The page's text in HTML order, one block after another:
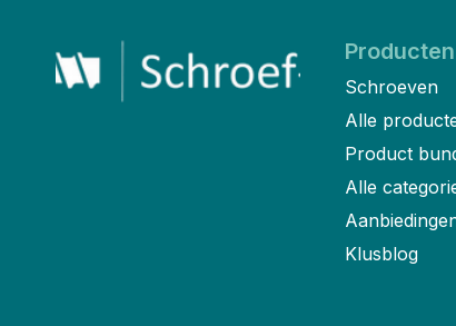
Producten
Schroeven
Alle
Product
Alle
Klusblog